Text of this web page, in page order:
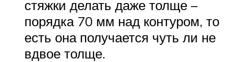
стяжки делать даже толще –
порядка 70 мм над контуром, то
есть она получается чуть ли не
вдвое толще.